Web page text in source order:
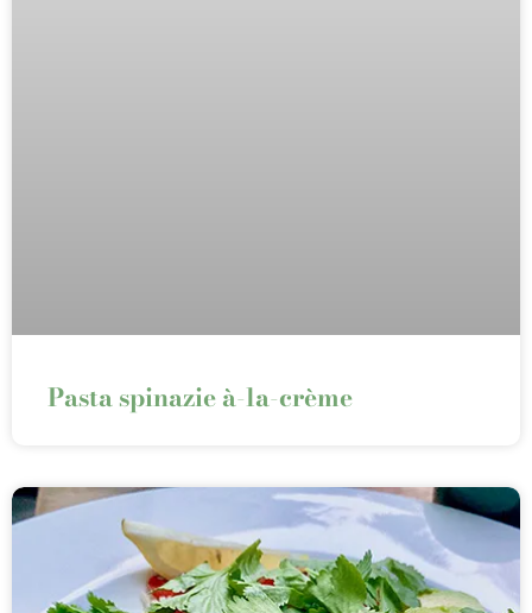
Pasta spinazie à-la-crème